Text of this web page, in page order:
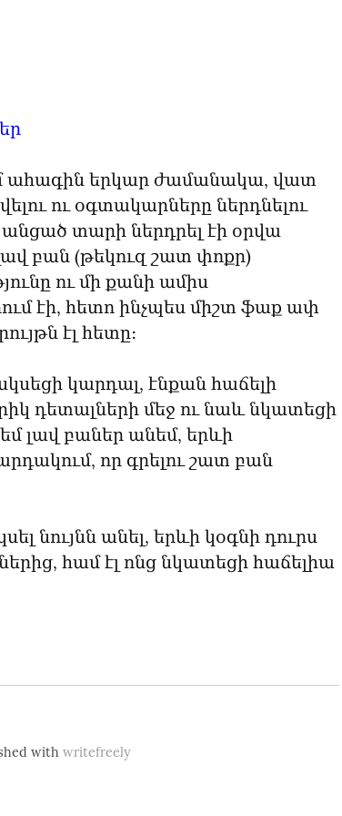
ահագին երկար ժամանակա, վատ
ու օգտակարները ներդնելու
տարի ներդրել էի օրվա
բան (թեկուզ շատ փոքր)
ու մի քանի ամիս
էի, հետո ինչպես միշտ ֆաք ափ
էլ հետը։
կարդալ, էնքան հաճելի
դետալների մեջ ու նաև նկատեցի
եմ լավ բաներ անեմ, երևի
որ գրելու շատ բան
նույնն անել, երևի կօգնի դուրս
համ էլ ոնց նկատեցի հաճելիա
with writefreely